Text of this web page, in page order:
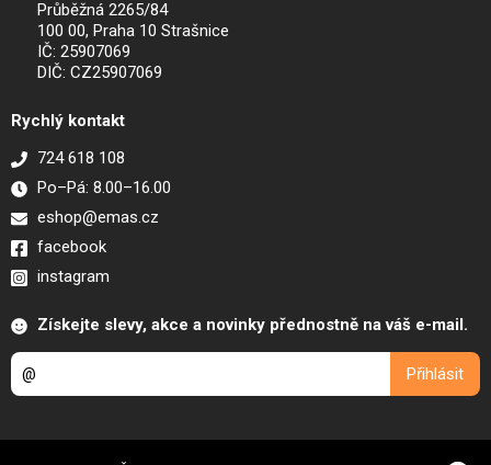
Průběžná 2265/84
100 00, Praha 10 Strašnice
IČ: 25907069
DIČ: CZ25907069
Rychlý kontakt
724 618 108
Po–Pá: 8.00–16.00
eshop@emas.cz
facebook
instagram
Získejte slevy, akce a novinky přednostně na váš e-mail.